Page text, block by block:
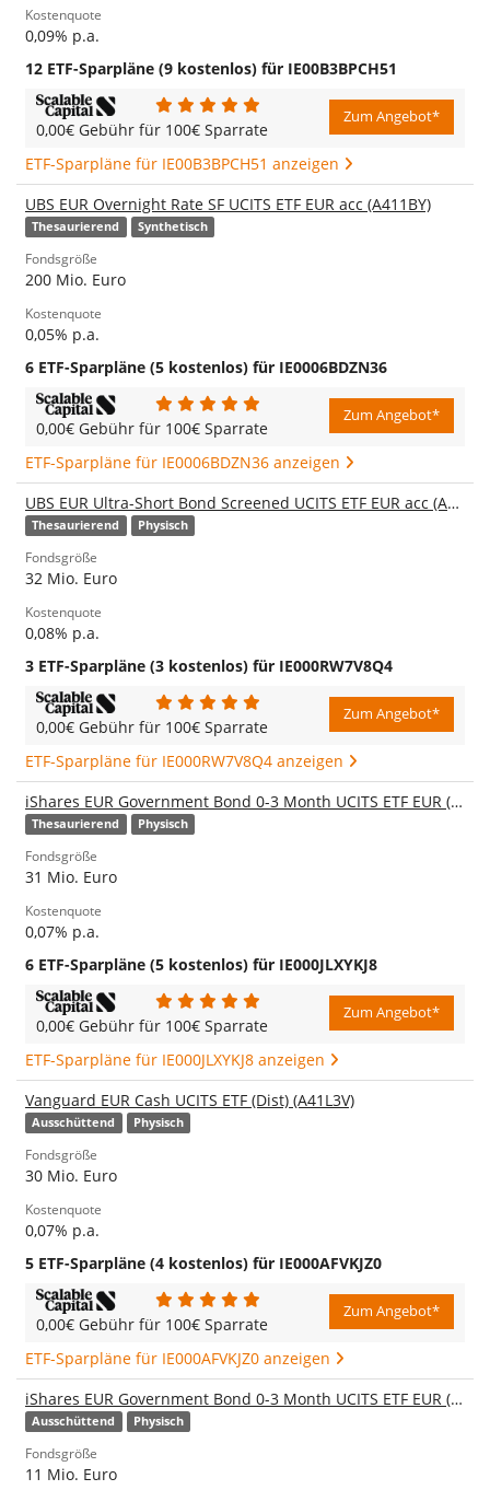
Kostenquote
0,09% p.a.
12 ETF-Sparpläne (9 kostenlos) für IE00B3BPCH51
0,00€ Gebühr für 100€ Sparrate
Zum Angebot*
ETF-Sparpläne für IE00B3BPCH51 anzeigen
UBS EUR Overnight Rate SF UCITS ETF EUR acc (A411BY)
Thesaurierend Synthetisch
Fondsgröße
200 Mio. Euro
Kostenquote
0,05% p.a.
6 ETF-Sparpläne (5 kostenlos) für IE0006BDZN36
0,00€ Gebühr für 100€ Sparrate
Zum Angebot*
ETF-Sparpläne für IE0006BDZN36 anzeigen
UBS EUR Ultra-Short Bond Screened UCITS ETF EUR acc (A401NL)
Thesaurierend Physisch
Fondsgröße
32 Mio. Euro
Kostenquote
0,08% p.a.
3 ETF-Sparpläne (3 kostenlos) für IE000RW7V8Q4
0,00€ Gebühr für 100€ Sparrate
Zum Angebot*
ETF-Sparpläne für IE000RW7V8Q4 anzeigen
iShares EUR Government Bond 0-3 Month UCITS ETF EUR (Acc) (A40V3Y)
Thesaurierend Physisch
Fondsgröße
31 Mio. Euro
Kostenquote
0,07% p.a.
6 ETF-Sparpläne (5 kostenlos) für IE000JLXYKJ8
0,00€ Gebühr für 100€ Sparrate
Zum Angebot*
ETF-Sparpläne für IE000JLXYKJ8 anzeigen
Vanguard EUR Cash UCITS ETF (Dist) (A41L3V)
Ausschüttend Physisch
Fondsgröße
30 Mio. Euro
Kostenquote
0,07% p.a.
5 ETF-Sparpläne (4 kostenlos) für IE000AFVKJZ0
0,00€ Gebühr für 100€ Sparrate
Zum Angebot*
ETF-Sparpläne für IE000AFVKJZ0 anzeigen
iShares EUR Government Bond 0-3 Month UCITS ETF EUR (Dist) (A40CLD)
Ausschüttend Physisch
Fondsgröße
11 Mio. Euro